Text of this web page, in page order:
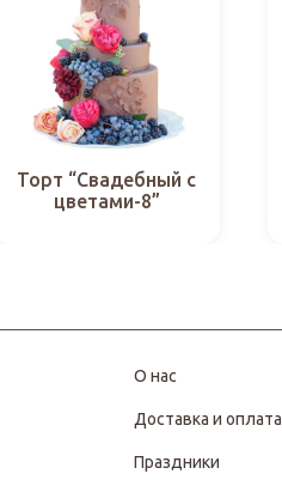
Торт “Свадебный с
цветами-8”
О нас
Доставка и оплата
Праздники